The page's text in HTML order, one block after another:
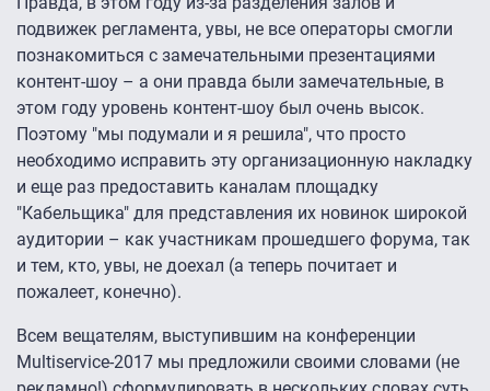
подвижек регламента, увы, не все операторы смогли
познакомиться с замечательными презентациями
контент-шоу – а они правда были замечательные, в
этом году уровень контент-шоу был очень высок.
Поэтому "мы подумали и я решила", что просто
необходимо исправить эту организационную накладку
и еще раз предоставить каналам площадку
"Кабельщика" для представления их новинок широкой
аудитории – как участникам прошедшего форума, так
и тем, кто, увы, не доехал (а теперь почитает и
пожалеет, конечно).
Всем вещателям, выступившим на конференции
Multiservice-2017 мы предложили своими словами (не